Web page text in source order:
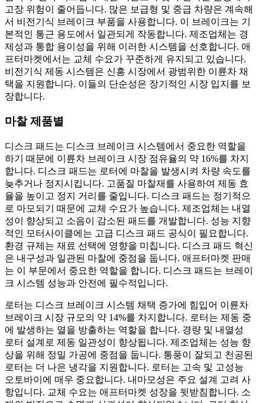
고장 위험이 줄어듭니다. 많은 보급형 및 중급 차량은 계속해
서 비전기식 브레이크 부품을 사용합니다. 이 브레이크는 기
본적인 통근 용도에서 일관되게 작동합니다. 제조업체는 경
제성과 통합 용이성을 위해 이러한 시스템을 선호합니다. 애
프터마켓에서는 교체 수요가 꾸준하게 유지되고 있습니다.
비전기식 제동 시스템은 신흥 시장에서 광범위한 이륜차 채
택을 지원합니다. 이들의 단순성은 장기적인 시장 입지를 보
장합니다.
마찰 제품별
디스크 패드는 디스크 브레이크 시스템에서 중요한 역할을
하기 때문에 이륜차 브레이크 시장 점유율의 약 16%를 차지
합니다. 디스크 패드는 로터에 마찰을 발생시켜 차량 속도를
늦추거나 정지시킵니다. 고품질 마찰재를 사용하여 제동 효
율을 높이고 정지 거리를 줄입니다. 디스크 패드는 정기적으
로 마모되기 때문에 교체 수요가 높습니다. 제조업체는 내열
성이 향상되고 소음이 감소된 패드를 개발합니다. 성능 지향
적인 모터사이클에는 고급 디스크 패드 공식이 필요합니다.
환경 규제는 재료 선택에 영향을 미칩니다. 디스크 패드 혁신
은 내구성과 일관된 마찰에 중점을 둡니다. 애프터마켓 판매
는 이 부문에서 중요한 역할을 합니다. 디스크 패드는 브레이
크 시스템 성능과 안전에 필수적입니다.
로터는 디스크 브레이크 시스템 채택 증가에 힘입어 이륜차
브레이크 시장 규모의 약 14%를 차지합니다. 로터는 제동 중
에 발생하는 열을 방출하는 역할을 합니다. 경량 및 내열성
로터 설계로 제동 일관성이 향상됩니다. 제조업체는 성능 향
상을 위해 정밀 가공에 중점을 둡니다. 통풍이 잘되고 천공된
로터는 더 나은 냉각을 지원합니다. 로터는 고속 및 고성능
오토바이에 매우 중요합니다. 내마모성은 주요 설계 고려 사
항입니다. 교체 수요는 애프터마켓 성장을 뒷받침합니다. 소